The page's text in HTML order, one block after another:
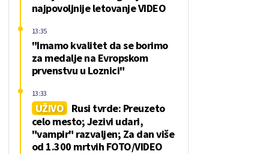
najpovoljnije letovanje VIDEO
"Imamo kvalitet da se borimo
za medalje na Evropskom
prvenstvu u Loznici"
13:35
UŽIVO
Rusi tvrde: Preuzeto
celo mesto; Jezivi udari,
"vampir" razvaljen; Za dan više
od 1.300 mrtvih FOTO/VIDEO
13:33